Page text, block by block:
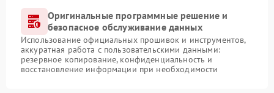
Оригинальные программные решение и
безопасное обслуживание данных
Использование официальных прошивок и инструментов,
аккуратная работа с пользовательскими данными:
резервное копирование, конфиденциальность и
восстановление информации при необходимости